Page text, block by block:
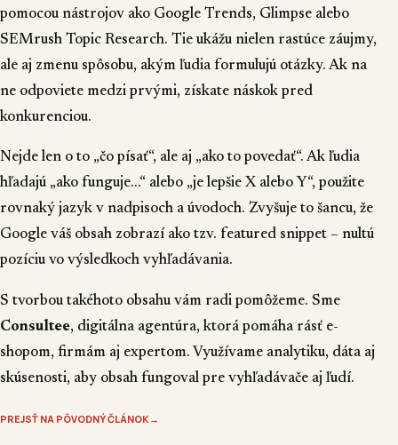
pomocou nástrojov ako Google Trends, Glimpse alebo
SEMrush Topic Research. Tie ukážu nielen rastúce záujmy,
ale aj zmenu spôsobu, akým ľudia formulujú otázky. Ak na
ne odpoviete medzi prvými, získate náskok pred
konkurenciou.
Nejde len o to „čo písať“, ale aj „ako to povedať“. Ak ľudia
hľadajú „ako funguje…“ alebo „je lepšie X alebo Y“, použite
rovnaký jazyk v nadpisoch a úvodoch. Zvyšuje to šancu, že
Google váš obsah zobrazí ako tzv. featured snippet – nultú
pozíciu vo výsledkoch vyhľadávania.
S tvorbou takéhoto obsahu vám radi pomôžeme. Sme
Consultee, digitálna agentúra, ktorá pomáha rásť e-
shopom, firmám aj expertom. Využívame analytiku, dáta aj
skúsenosti, aby obsah fungoval pre vyhľadávače aj ľudí.
PREJSŤ NA PÔVODNÝ ČLÁNOK →